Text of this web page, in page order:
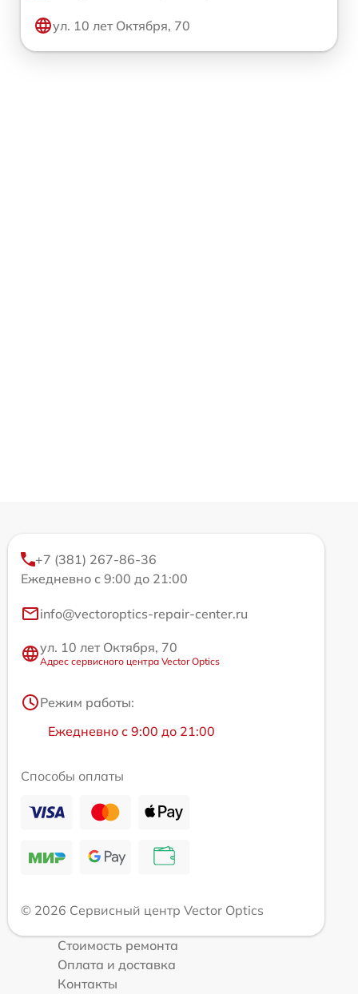
ул. 10 лет Октября, 70
+7 (381) 267-86-36
Ежедневно с 9:00 до 21:00
info@vectoroptics-repair-center.ru
ул. 10 лет Октября, 70
Адрес сервисного центра Vector Optics
Режим работы:
Ежедневно с 9:00 до 21:00
Способы оплаты
© 2026 Сервисный центр Vector Optics
Стоимость ремонта
Оплата и доставка
Контакты